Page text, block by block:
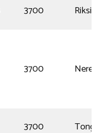
3700
3700 Nerem
3700